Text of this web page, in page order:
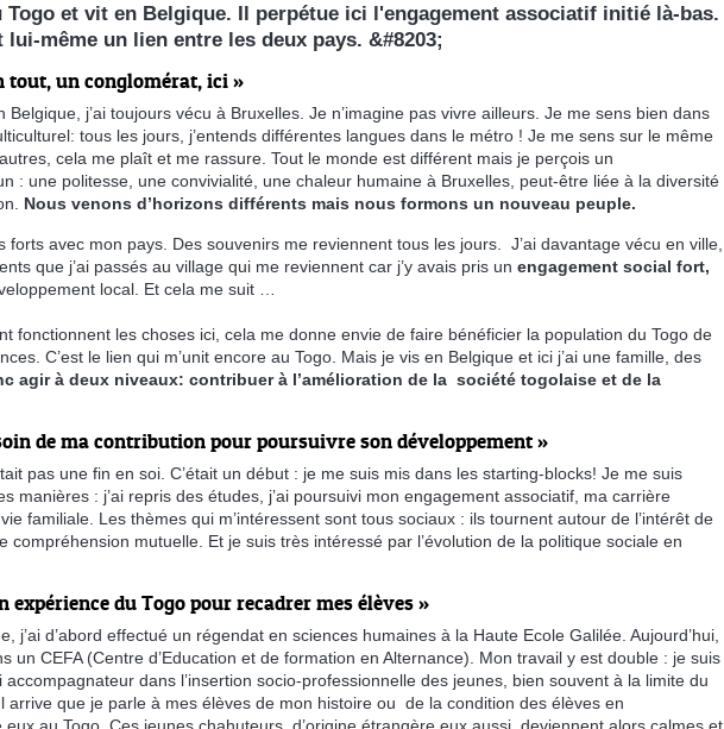
Togo et vit en Belgique. Il perpétue ici l'engagement associatif initié là-bas.
même un lien entre les deux pays. &#8203;
tout, un conglomérat, ici »
Belgique, j’ai toujours vécu à Bruxelles. Je n’imagine pas vivre ailleurs. Je me sens bien dans
tous les jours, j’entends différentes langues dans le métro ! Je me sens sur le même
cela me plaît et me rassure. Tout le monde est différent mais je perçois un
: une politesse, une convivialité, une chaleur humaine à Bruxelles, peut-être liée à la diversité
Nous venons d’horizons différents mais nous formons un nouveau peuple.
forts avec mon pays. Des souvenirs me reviennent tous les jours. J’ai davantage vécu en ville,
que j’ai passés au village qui me reviennent car j’y avais pris un engagement social fort,
local. Et cela me suit …
fonctionnent les choses ici, cela me donne envie de faire bénéficier la population du Togo de
C’est le lien qui m’unit encore au Togo. Mais je vis en Belgique et ici j’ai une famille, des
agir à deux niveaux: contribuer à l’amélioration de la société togolaise et de la
de ma contribution pour poursuivre son développement »
pas une fin en soi. C’était un début : je me suis mis dans les starting-blocks! Je me suis
manières : j’ai repris des études, j’ai poursuivi mon engagement associatif, ma carrière
familiale. Les thèmes qui m’intéressent sont tous sociaux : ils tournent autour de l’intérêt de
compréhension mutuelle. Et je suis très intéressé par l’évolution de la politique sociale en
expérience du Togo pour recadrer mes élèves »​
j’ai d’abord effectué un régendat en sciences humaines à la Haute Ecole Galilée. Aujourd’hui,
un CEFA (Centre d’Education et de formation en Alternance). Mon travail y est double : je suis
dans l’insertion socio-professionnelle des jeunes, bien souvent à la limite du
arrive que je parle à mes élèves de mon histoire ou de la condition des élèves en
au Togo. Ces jeunes chahuteurs, d’origine étrangère eux aussi, deviennent alors calmes et